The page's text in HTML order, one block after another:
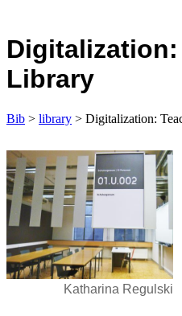
Library
Bib > library > Digitalization:
Katharina Regulski